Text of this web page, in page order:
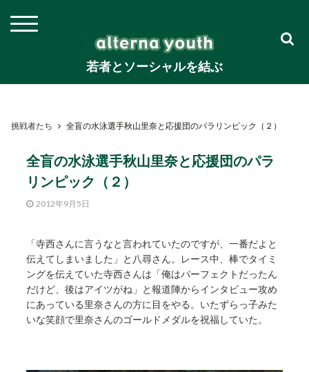
若者とソーシャルを結ぶ
挑戦者たち 全盲の水泳選手秋山里奈と応援団のパラリンピック（２）
全盲の水泳選手秋山里奈と応援団のパラ
リンピック（２）
2012年9月5日
「寺西さんに言うなと言われていたのですが、一番だよと
伝えてしまいました」と八尋さん。レース中、棒でタイミ
ングを伝えていた寺西さんは「俺はパーフェクトだったん
だけど、後はアイツがね」と報道陣からインタビュー攻め
にあっている里奈さんの方に目をやる。いたずらっ子みた
いな笑顔で里奈さんのゴールドメダルを祝福していた。